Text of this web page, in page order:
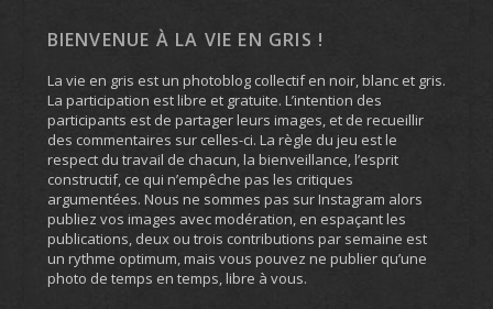
BIENVENUE À LA VIE EN GRIS !
La vie en gris est un photoblog collectif en noir, blanc et gris.
La participation est libre et gratuite. L’intention des
participants est de partager leurs images, et de recueillir
des commentaires sur celles-ci. La règle du jeu est le
respect du travail de chacun, la bienveillance, l’esprit
constructif, ce qui n’empêche pas les critiques
argumentées. Nous ne sommes pas sur Instagram alors
publiez vos images avec modération, en espaçant les
publications, deux ou trois contributions par semaine est
un rythme optimum, mais vous pouvez ne publier qu’une
photo de temps en temps, libre à vous.